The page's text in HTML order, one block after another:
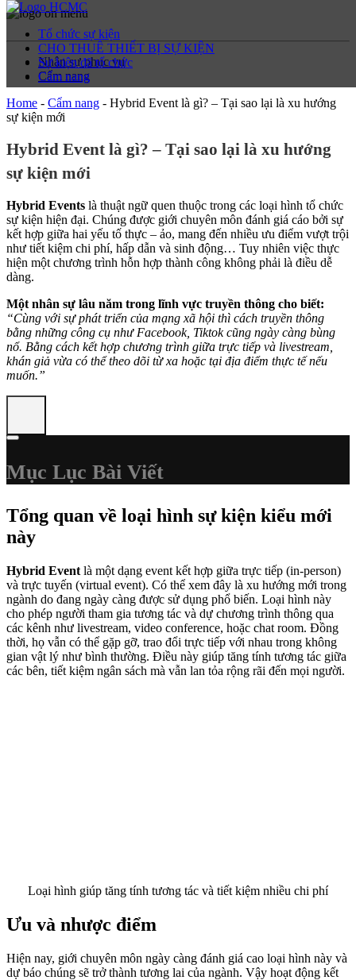
Nhân sự phục vụ
Cẩm nang
Tổ chức sự kiện
CHO THUÊ THIẾT BỊ SỰ KIỆN
Sự kiện đã tổ chức
Cẩm nang
Home - Cẩm nang - Hybrid Event là gì? – Tại sao lại là xu hướng
sự kiện mới
Hybrid Event là gì? – Tại sao lại là xu hướng
sự kiện mới
Hybrid Events là thuật ngữ quen thuộc trong các loại hình tổ chức
sự kiện hiện đại. Chúng được giới chuyên môn đánh giá cáo bởi sự
kết hợp giữa hai yếu tố thực – ảo, mang đến nhiều ưu điểm vượt trội
như tiết kiệm chi phí, hấp dẫn và sinh động… Tuy nhiên việc thực
hiện một chương trình hỗn hợp thành công không phải là điều dễ
dàng.
Một nhân sự lâu năm trong lĩnh vực truyền thông cho biết:
“Cùng với sự phát triển của mạng xã hội thì cách truyền thông
bằng những công cụ như Facebook, Tiktok cũng ngày càng bùng
nổ. Bằng cách kết hợp chương trình giữa trực tiếp và livestream,
khán giả vừa có thể theo dõi từ xa hoặc tại địa điểm thực tế nếu
muốn.”
Mục Lục Bài Viết
Tổng quan về loại hình sự kiện kiểu mới
này
Hybrid Event là một dạng event kết hợp giữa trực tiếp (in-person)
và trực tuyến (virtual event). Có thể xem đây là xu hướng mới trong
ngành do đang ngày càng được sử dụng phổ biến. Loại hình này
cho phép người tham gia tương tác và dự chương trình thông qua
các kênh như livestream, video conference, hoặc chat room. Đồng
thời, họ vẫn có thể gặp gỡ, trao đổi trực tiếp với nhau trong không
gian vật lý như bình thường. Điều này giúp tăng tính tương tác giữa
các bên, tiết kiệm ngân sách mà vẫn lan tỏa rộng rãi đến mọi người.
Loại hình giúp tăng tính tương tác và tiết kiệm nhiều chi phí
Ưu và nhược điểm
Hiện nay, giới chuyên môn ngày càng đánh giá cao loại hình này và
dự báo chúng sẽ trở thành tương lai của ngành. Vậy hoạt động kết